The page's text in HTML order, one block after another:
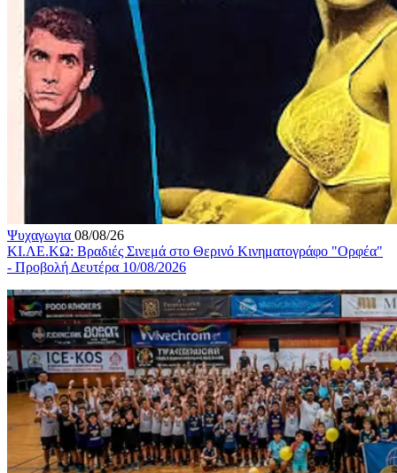
Ψυχαγωγια 08/08/26
ΚΙ.ΛΕ.ΚΩ: Βραδιές Σινεμά στο Θερινό Κινηματογράφο "Ορφέα"
- Προβολή Δευτέρα 10/08/2026